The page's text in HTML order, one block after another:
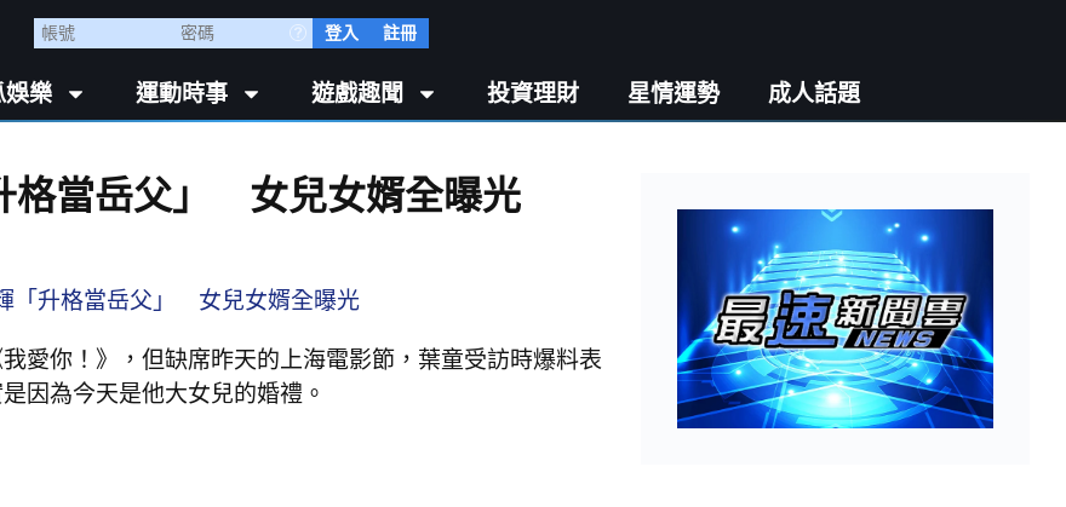
登入 註冊
娛樂 運動時事 遊戲趣聞 投資理財 星情運勢 成人話題
格當岳父」 女兒女婿全曝光
愛你！》，但缺席昨天的上海電影節，葉童受訪時爆料表
因為今天是他大女兒的婚禮。